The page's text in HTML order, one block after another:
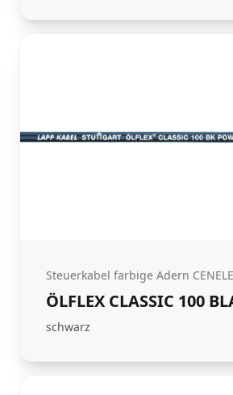
Steuerkabel farbige Adern
ÖLFLEX CLASSIC 100
schwarz